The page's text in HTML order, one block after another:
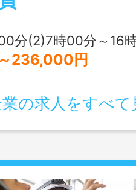
については、採用
） ＊作業服支給あ
持って帰る必要が
・更衣室あります
分(2)7時00分～16
236,000円
の求人をすべて